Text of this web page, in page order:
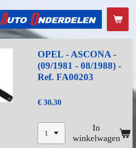
OPEL - ASCONA -
(09/1981 - 08/1988) -
Ref. FA00203
€ 30,30
In
winkelwagen